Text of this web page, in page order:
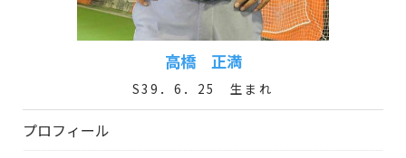
高橋 正満
S39．6．25 生まれ
プロフィール